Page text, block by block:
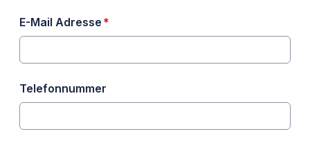
E-Mail Adresse *
Telefonnummer